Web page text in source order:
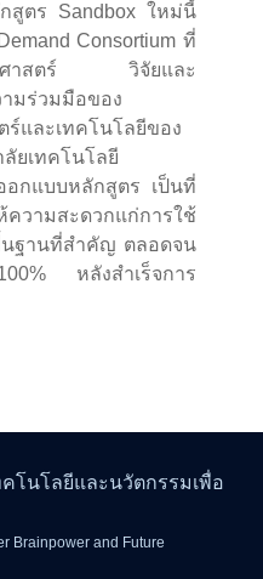
สูตร Sandbox ใหม่นี้
Consortium ที่
ยาศาสตร์ วิจัยและ
มร่วมมือของ
ร์และเทคโนโลยีของ
ยเทคโนโลยี
อกแบบหลักสูตร เป็นที่
วามสะดวกแก่การใช้
นฐานที่สำคัญ ตลอดจน
หลังสำเร็จการ
โนโลยีและนวัตกรรมเพื่อ
Brainpower and Future